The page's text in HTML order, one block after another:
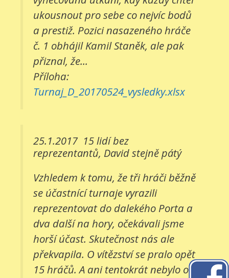
ukousnout pro sebe co nejvíc bodů
a prestiž. Pozici nasazeného hráče
č. 1 obhájil Kamil Staněk, ale pak
přiznal, že...
Příloha:
Turnaj_D_20170524_vysledky.xlsx
25.1.2017 15 lidí bez
reprezentantů, David stejně pátý
Vzhledem k tomu, že tři hráči běžně
se účastnící turnaje vyrazili
reprezentovat do dalekého Porta a
dva další na hory, očekávali jsme
horší účast. Skutečnost nás ale
překvapila. O vítězství se pralo opět
15 hráčů. A ani tentokrát nebylo o